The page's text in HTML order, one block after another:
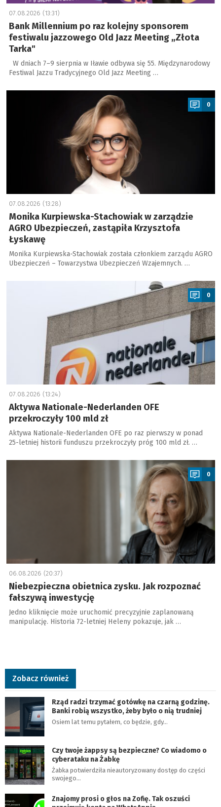
07.08.2026 (13:31)
Bank Millennium po raz kolejny sponsorem
festiwalu jazzowego Old Jazz Meeting „Złota
Tarka"
W dniach 7–9 sierpnia w Iławie odbywa się 55. Międzynarodowy
Festiwal Jazzu Tradycyjnego Old Jazz Meeting …
a
0
07.08.2026 (13:28)
Monika Kurpiewska-Stachowiak w zarządzie
AGRO Ubezpieczeń, zastąpiła Krzysztofa
Łyskawę
Monika Kurpiewska-Stachowiak została członkiem zarządu AGRO
Ubezpieczeń – Towarzystwa Ubezpieczeń Wzajemnych. …
0
07.08.2026 (13:24)
Aktywa Nationale-Nederlanden OFE
przekroczyły 100 mld zł
Aktywa Nationale-Nederlanden OFE po raz pierwszy w ponad
25-letniej historii funduszu przekroczyły próg 100 mld zł. …
a
0
06.08.2026 (20:37)
Niebezpieczna obietnica zysku. Jak rozpoznać
fałszywą inwestycję
Jedno kliknięcie może uruchomić precyzyjnie zaplanowaną
manipulację. Historia 72-letniej Heleny pokazuje, jak …
Zobacz również
Rząd radzi trzymać gotówkę na czarną godzinę.
Banki robią wszystko, żeby było o nią trudniej
Osiem lat temu pytałem, co będzie, gdy…
Czy twoje żappsy są bezpieczne? Co wiadomo o
cyberataku na Żabkę
Żabka potwierdziła nieautoryzowany dostęp do części
swojego…
Znajomy prosi o głos na Zofię. Tak oszuści